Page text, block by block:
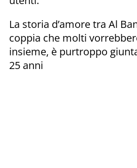
La storia d’amore tra Al
coppia che molti
insieme, è purtroppo
25 anni